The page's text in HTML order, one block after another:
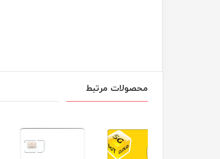
محصولات مرتبط